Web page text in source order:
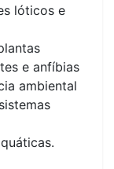
lóticos e
e anfíbias
ambiental